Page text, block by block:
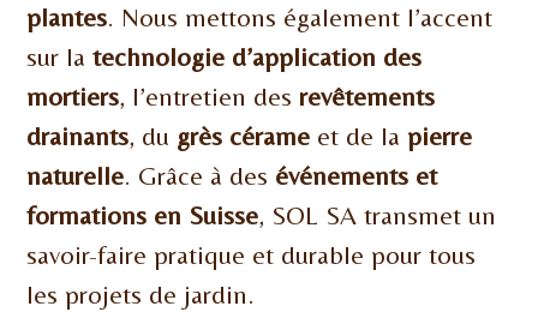
plantes. Nous mettons également l’accent
sur la technologie d’application des
mortiers, l’entretien des revêtements
drainants, du grès cérame et de la pierre
naturelle. Grâce à des événements et
formations en Suisse, SOL SA transmet un
savoir-faire pratique et durable pour tous
les projets de jardin.